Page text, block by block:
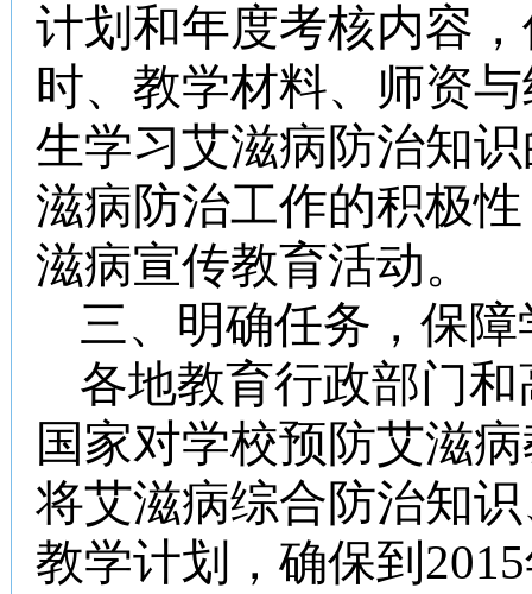
计划和年度考核内容
时、教学材料、师资
生学习艾滋病防治知
滋病防治工作的积极
滋病宣传教育活动。
三、明确任务，保
各地教育行政部门
国家对学校预防艾滋
将艾滋病综合防治知
教学计划，确保到 2015